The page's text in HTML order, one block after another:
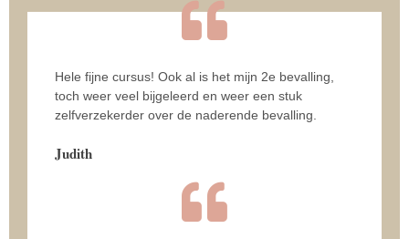
Hele fijne cursus! Ook al is het mijn 2e bevalling,
toch weer veel bijgeleerd en weer een stuk
zelfverzekerder over de naderende bevalling.
Judith